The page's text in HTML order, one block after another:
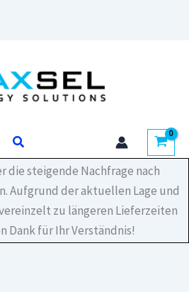
Suchen
die steigende Nachfrage nach
Aufgrund der aktuellen Lage und
zu längeren Lieferzeiten
Dank für Ihr Verständnis!